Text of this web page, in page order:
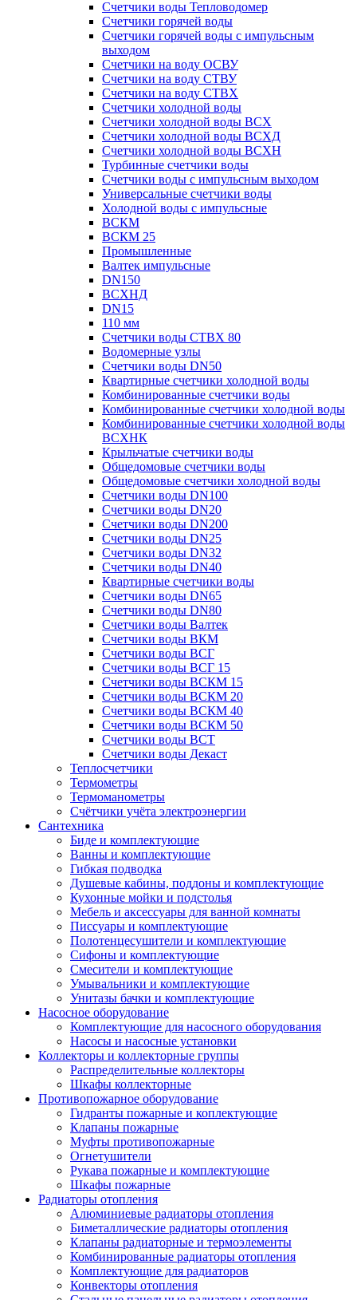
Счетчики воды Тепловодомер
Счетчики горячей воды
Счетчики горячей воды с импульсным
выходом
Счетчики на воду ОСВУ
Счетчики на воду СТВУ
Счетчики на воду СТВХ
Счетчики холодной воды
Счетчики холодной воды ВСХ
Счетчики холодной воды ВСХД
Счетчики холодной воды ВСХН
Турбинные счетчики воды
Счетчики воды с импульсным выходом
Универсальные счетчики воды
Холодной воды с импульсные
ВСКМ
ВСКМ 25
Промышленные
Валтек импульсные
DN150
ВСХНД
DN15
110 мм
Счетчики воды СТВХ 80
Водомерные узлы
Счетчики воды DN50
Квартирные счетчики холодной воды
Комбинированные счетчики воды
Комбинированные счетчики холодной воды
Комбинированные счетчики холодной воды
ВСХНК
Крыльчатые счетчики воды
Общедомовые счетчики воды
Общедомовые счетчики холодной воды
Счетчики воды DN100
Счетчики воды DN20
Счетчики воды DN200
Счетчики воды DN25
Счетчики воды DN32
Счетчики воды DN40
Квартирные счетчики воды
Счетчики воды DN65
Счетчики воды DN80
Счетчики воды Валтек
Счетчики воды ВКМ
Счетчики воды ВСГ
Счетчики воды ВСГ 15
Счетчики воды ВСКМ 15
Счетчики воды ВСКМ 20
Счетчики воды ВСКМ 40
Счетчики воды ВСКМ 50
Счетчики воды ВСТ
Счетчики воды Декаст
Теплосчетчики
Термометры
Термоманометры
Счётчики учёта электроэнергии
Сантехника
Биде и комплектующие
Ванны и комплектующие
Гибкая подводка
Душевые кабины, поддоны и комплектующие
Кухонные мойки и подстолья
Мебель и аксессуары для ванной комнаты
Писсуары и комплектующие
Полотенцесушители и комплектующие
Сифоны и комплектующие
Смесители и комплектующие
Умывальники и комплектующие
Унитазы бачки и комплектующие
Насосное оборудование
Комплектующие для насосного оборудования
Насосы и насосные установки
Коллекторы и коллекторные группы
Распределительные коллекторы
Шкафы коллекторные
Противопожарное оборудование
Гидранты пожарные и коплектующие
Клапаны пожарные
Муфты противопожарные
Огнетушители
Рукава пожарные и комплектующие
Шкафы пожарные
Радиаторы отопления
Алюминиевые радиаторы отопления
Биметаллические радиаторы отопления
Клапаны радиаторные и термоэлементы
Комбинированные радиаторы отопления
Комплектующие для радиаторов
Конвекторы отопления